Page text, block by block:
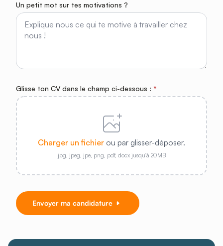
Un petit mot sur tes motivations ?
Glisse ton CV dans le champ ci-dessous : *
Charger un fichier ou par glisser-déposer.
jpg, jpeg, jpe, png, pdf, docx jusqu'à 20MB
Envoyer ma candidature